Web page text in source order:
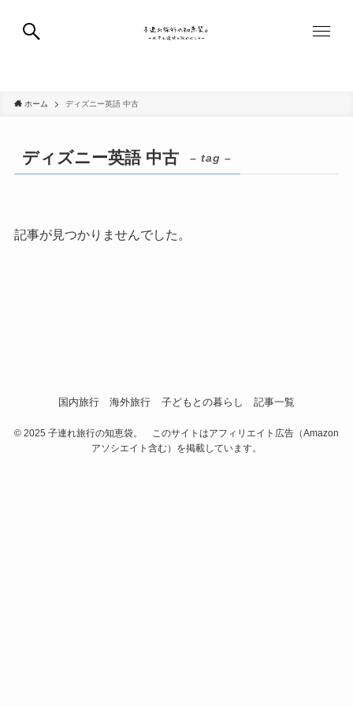
ホーム ディズニー英語 中古
ディズニー英語 中古 – tag –
記事が見つかりませんでした。
国内旅行 海外旅行 子どもとの暮らし 記事一覧
© 2025 子連れ旅行の知恵袋。 このサイトはアフィリエイト広告（Amazon
アソシエイト含む）を掲載しています。